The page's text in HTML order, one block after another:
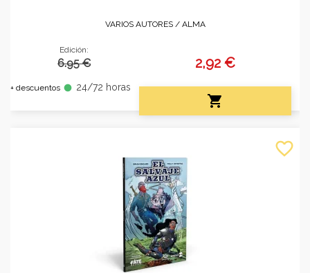
VARIOS AUTORES / ALMA
Edición:
6.95 €
+ descuentos fiber_manual_record 24/72 horas
2,92 €

favorite_border